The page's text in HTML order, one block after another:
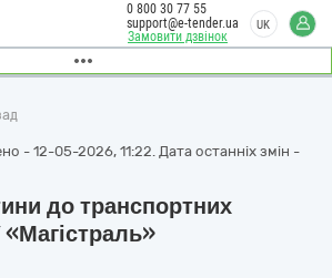
Замовити дзвінок
0 800 30 77 55
support@e-tender.ua
UK
- 12-05-2026, 11:22. Дата останніх змін -
до транспортних